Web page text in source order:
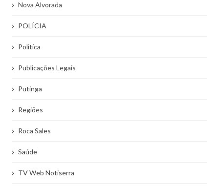
Nova Alvorada
POLÍCIA
Politíca
Publicações Legais
Putinga
Regiões
Roca Sales
Saúde
TV Web Notiserra